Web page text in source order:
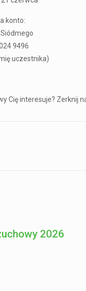
konto:
9496
uczestnika)
Cię interesuje? Zerknij
2026